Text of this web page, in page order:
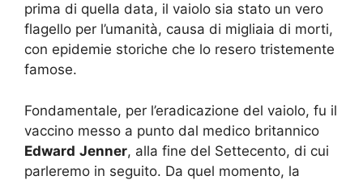
prima di quella data, il vaiolo sia stato un vero
flagello per l’umanità, causa di migliaia di morti,
con epidemie storiche che lo resero tristemente
famose.
Fondamentale, per l’eradicazione del vaiolo, fu il
vaccino messo a punto dal medico britannico
Edward Jenner, alla fine del Settecento, di cui
parleremo in seguito. Da quel momento, la